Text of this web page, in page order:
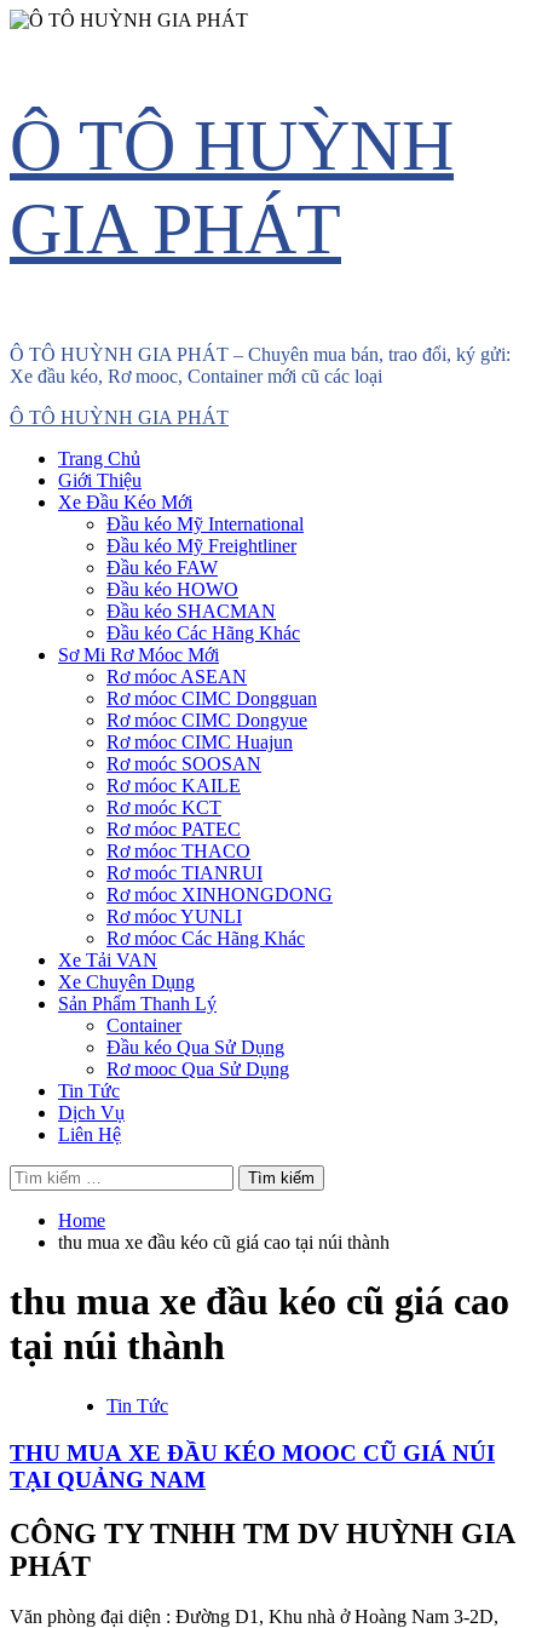
Skip
to
content
Ô TÔ HUỲNH
GIA PHÁT
Ô TÔ HUỲNH GIA PHÁT – Chuyên mua bán, trao đổi, ký gửi:
Xe đầu kéo, Rơ mooc, Container mới cũ các loại
Primary
Ô TÔ HUỲNH GIA PHÁT
Trang Chủ
Giới Thiệu
Xe Đầu Kéo Mới
Đầu kéo Mỹ International
Đầu kéo Mỹ Freightliner
Đầu kéo FAW
Đầu kéo HOWO
Đầu kéo SHACMAN
Đầu kéo Các Hãng Khác
Sơ Mi Rơ Móoc Mới
Rơ móoc ASEAN
Rơ móoc CIMC Dongguan
Rơ móoc CIMC Dongyue
Rơ móoc CIMC Huajun
Rơ moóc SOOSAN
Rơ móoc KAILE
Rơ moóc KCT
Rơ móoc PATEC
Rơ móoc THACO
Rơ moóc TIANRUI
Rơ móoc XINHONGDONG
Rơ móoc YUNLI
Rơ móoc Các Hãng Khác
Xe Tải VAN
Xe Chuyên Dụng
Sản Phẩm Thanh Lý
Container
Đầu kéo Qua Sử Dụng
Rơ mooc Qua Sử Dụng
Tin Tức
Dịch Vụ
Liên Hệ
Tìm
kiếm
cho:
Home
thu mua xe đầu kéo cũ giá cao tại núi thành
thu mua xe đầu kéo cũ giá cao
tại núi thành
Tin Tức
THU MUA XE ĐẦU KÉO MOOC CŨ GIÁ NÚI
TẠI QUẢNG NAM
CÔNG TY TNHH TM DV HUỲNH GIA
PHÁT
Văn phòng đại diện : Đường D1, Khu nhà ở Hoàng Nam 3-2D,